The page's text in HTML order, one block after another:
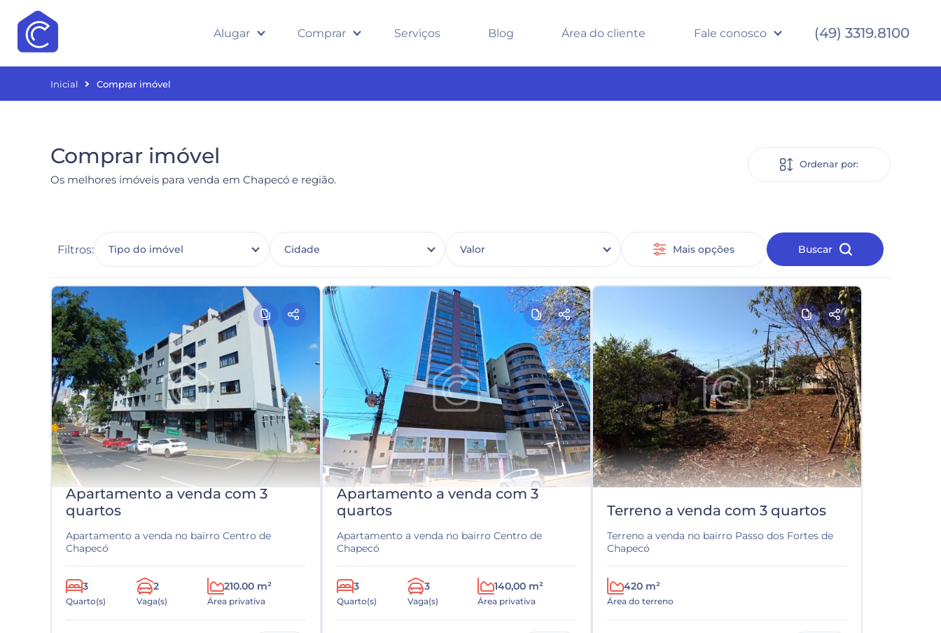
Alugar Comprar Serviços Blog Área do cliente Fale conosco (49) 3319.8100
Inicial Comprar imóvel
Comprar imóvel
Os melhores imóveis para venda em Chapecó e região.
Ordenar por:
Filtros: Tipo do imóvel Cidade Valor Mais opções Buscar
Apartamento a venda com 3
quartos
Apartamento a venda no bairro Centro de
Chapecó
3
Quarto(s)
2
Vaga(s)
210.00 m²
Área privativa
Apartamento a venda com 3
quartos
Apartamento a venda no bairro Centro de
Chapecó
3
Quarto(s)
3
Vaga(s)
140,00 m²
Área privativa
Terreno a venda com 3 quartos
Terreno a venda no bairro Passo dos Fortes de
Chapecó
420 m²
Área do terreno